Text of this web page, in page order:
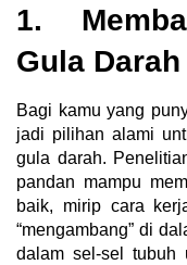
1.
Gula Darah
Bagi kamu yang
jadi pilihan alami
gula darah.
pandan mampu
baik, mirip cara
“mengambang” di
dalam sel-sel tubuh